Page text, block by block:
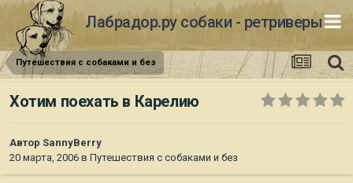
Лабрадор.ру собаки - ретриверы
Путешествия с собаками и без
Хотим поехать в Карелию
Автор SannyBerry
20 марта, 2006 в Путешествия с собаками и без